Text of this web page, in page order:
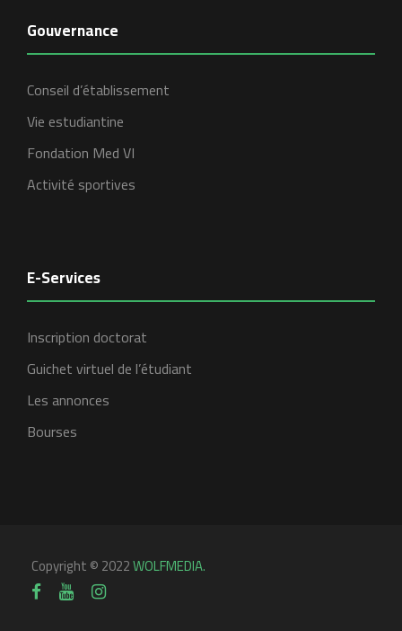
Gouvernance
Conseil d’établissement
Vie estudiantine
Fondation Med VI
Activité sportives
E-Services
Inscription doctorat
Guichet virtuel de l’étudiant
Les annonces
Bourses
Copyright © 2022WOLFMEDIA.